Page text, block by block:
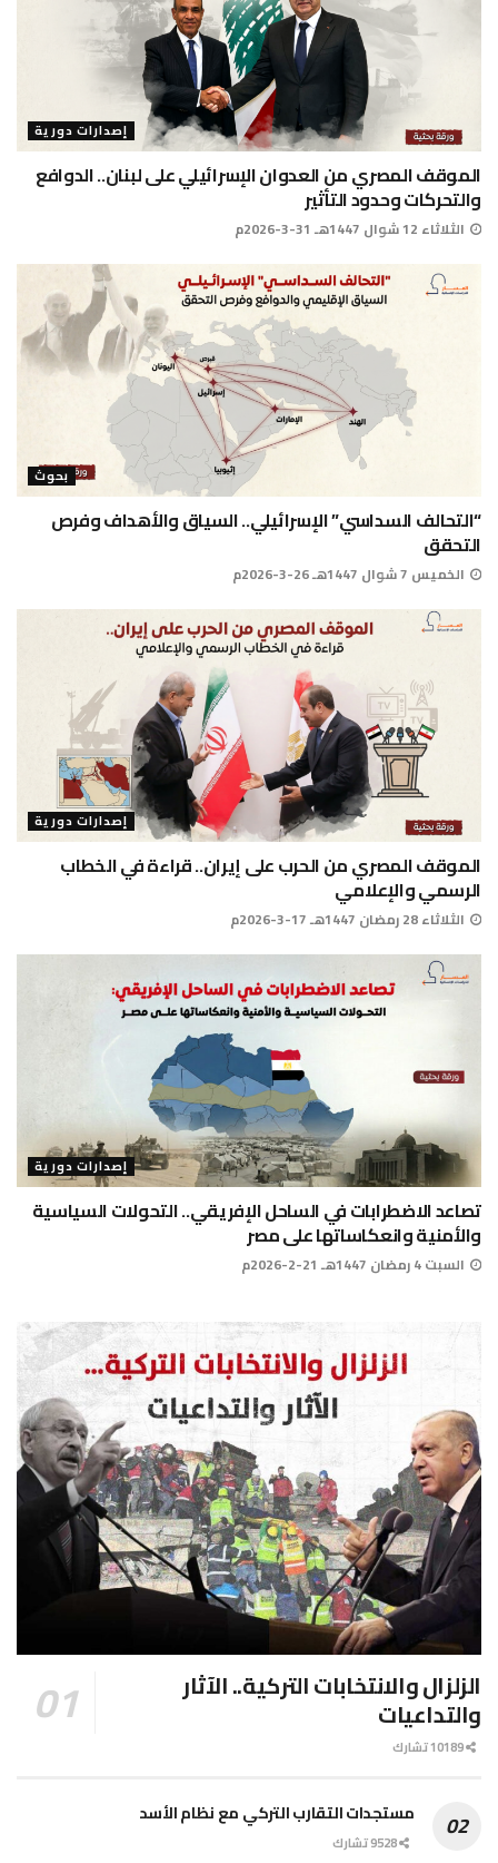
إصدارات دورية
الموقف المصري من العدوان الإسرائيلي على لبنان.. الدوافع
والتحركات وحدود التأثير
الثلاثاء 12 شوال 1447هـ 31-3-2026م
بحوث
“التحالف السداسي” الإسرائيلي.. السياق والأهداف وفرص
التحقق
الخميس 7 شوال 1447هـ 26-3-2026م
إصدارات دورية
الموقف المصري من الحرب على إيران.. قراءة في الخطاب
الرسمي والإعلامي
الثلاثاء 28 رمضان 1447هـ 17-3-2026م
إصدارات دورية
تصاعد الاضطرابات في الساحل الإفريقي.. التحولات السياسية
والأمنية وانعكاساتها على مصر
السبت 4 رمضان 1447هـ 21-2-2026م
الزلزال والانتخابات التركية.. الآثار
والتداعيات
مستجدات التقارب التركي مع نظام الأسد